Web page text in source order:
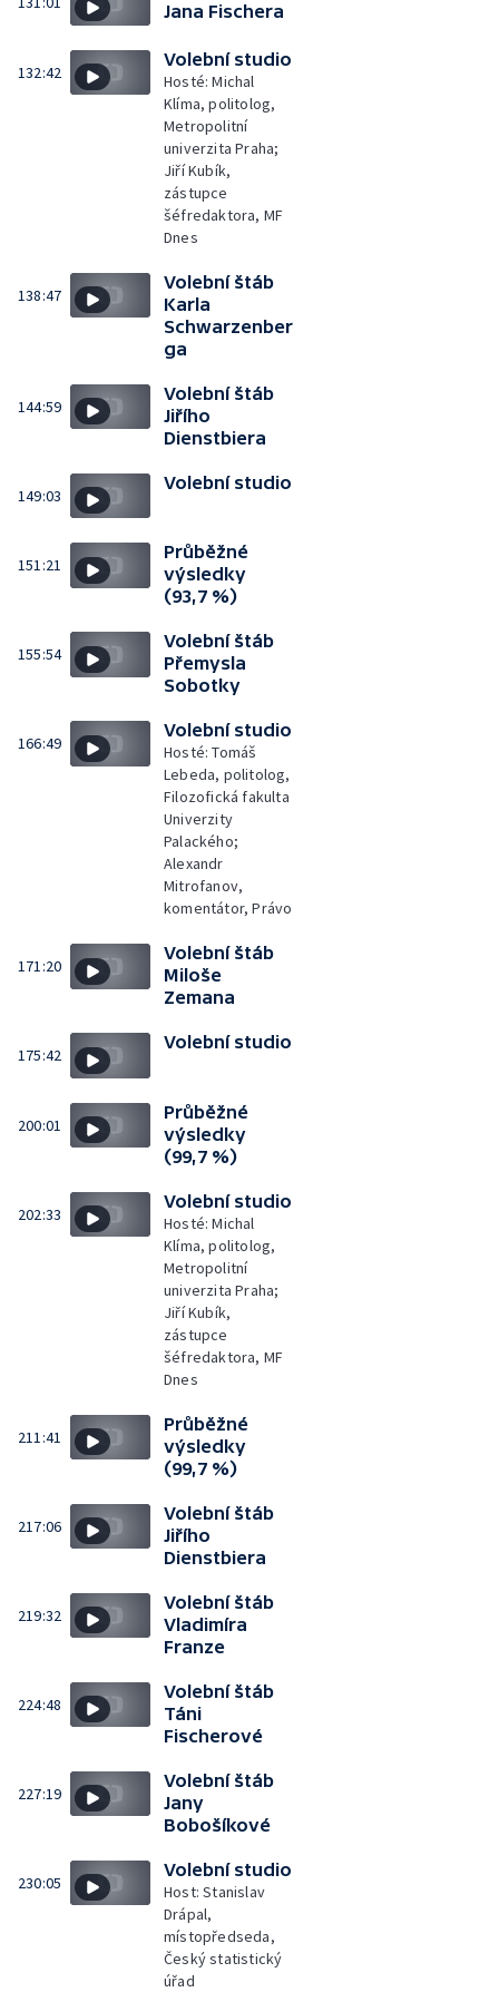
Jana Fischera
132:42
Volební studio
Hosté: Michal
Klíma, politolog,
Metropolitní
univerzita Praha;
Jiří Kubík,
zástupce
šéfredaktora, MF
Dnes
138:47
Volební štáb
Karla
Schwarzenber
ga
144:59
Volební štáb
Jiřího
Dienstbiera
149:03
Volební studio
151:21
Průběžné
výsledky
(93,7 %)
155:54
Volební štáb
Přemysla
Sobotky
166:49
Volební studio
Hosté: Tomáš
Lebeda, politolog,
Filozofická fakulta
Univerzity
Palackého;
Alexandr
Mitrofanov,
komentátor, Právo
171:20
Volební štáb
Miloše
Zemana
175:42
Volební studio
200:01
Průběžné
výsledky
(99,7 %)
202:33
Volební studio
Hosté: Michal
Klíma, politolog,
Metropolitní
univerzita Praha;
Jiří Kubík,
zástupce
šéfredaktora, MF
Dnes
211:41
Průběžné
výsledky
(99,7 %)
217:06
Volební štáb
Jiřího
Dienstbiera
219:32
Volební štáb
Vladimíra
Franze
224:48
Volební štáb
Táni
Fischerové
227:19
Volební štáb
Jany
Bobošíkové
230:05
Volební studio
Host: Stanislav
Drápal,
místopředseda,
Český statistický
úřad